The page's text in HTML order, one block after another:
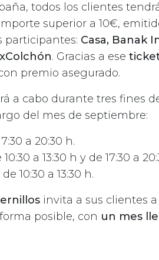
todos los clientes
superior a 10€,
participantes: Casa, Banak
. Gracias a ese
premio asegurado.
a cabo durante tres fines
del mes de septiembre:
a 20:30 h.
10:30 a 13:30 h y de 17:30 a
de 10:30 a 13:30 h.
invita a sus clientes
posible, con un mes